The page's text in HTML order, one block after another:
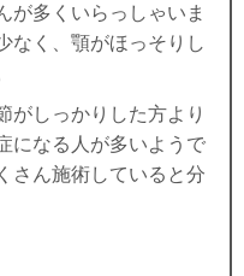
が多くいらっしゃいま
なく、顎がほっそりし
がしっかりした方より
になる人が多いようで
さん施術していると分